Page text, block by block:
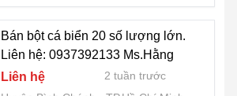
Bán bột cá biển 20 số lượng lớn.
Liên hệ: 0937392133 Ms.Hằng
Liên hệ
2 tuần trước